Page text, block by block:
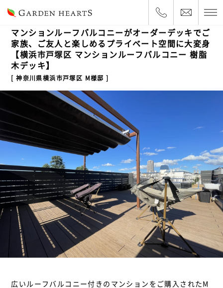
2024.1.16 ルーフバルコニー
神奈川県横浜市戸塚区 M様邸
マンションルーフバルコニーがオーダーデッキでご
家族、ご友人と楽しめるプライベート空間に大変身
【横浜市戸塚区 マンションルーフバルコニー 樹脂
木デッキ】
広いルーフバルコニー付きのマンションをご購入されたM